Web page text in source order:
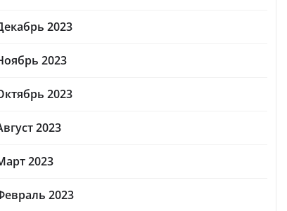
2023
2023
2023
2023
2023
2023